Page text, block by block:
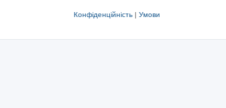
Конфіденційність | Умови